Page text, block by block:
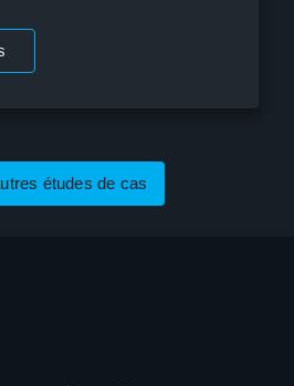
études de cas